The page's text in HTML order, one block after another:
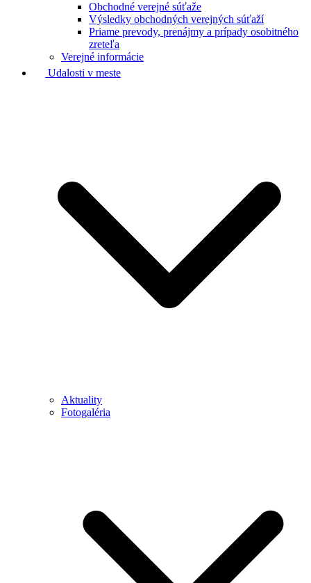
Obchodné verejné súťaže
Výsledky obchodných verejných súťaží
Priame prevody, prenájmy a prípady osobitného
zreteľa
Verejné informácie
Udalosti v meste
Aktuality
Fotogaléria